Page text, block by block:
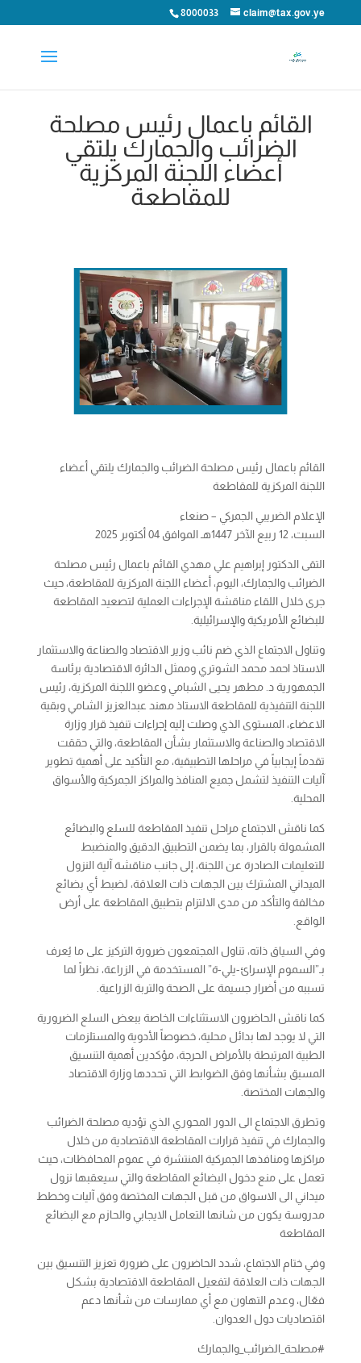
8000033 claim@tax.gov.ye
القائم باعمال رئيس مصلحة
الضرائب والجمارك يلتقي
أعضاء اللجنة المركزية
للمقاطعة
القائم باعمال رئيس مصلحة الضرائب والجمارك يلتقي أعضاء
اللجنة المركزية للمقاطعة
الإعلام الضريبي الجمركي – صنعاء
السبت، 12 ربيع الآخر 1447هـ الموافق 04 أكتوبر 2025
التقى الدكتور إبراهيم علي مهدي القائم باعمال رئيس مصلحة
الضرائب والجمارك، اليوم، أعضاء اللجنة المركزية للمقاطعة، حيث
جرى خلال اللقاء مناقشة الإجراءات العملية لتصعيد المقاطعة
للبضائع الأمريكية والإسرائيلية.
وتناول الاجتماع الذي ضم نائب وزير الاقتصاد والصناعة والاستثمار
الاستاذ احمد محمد الشوتري وممثل الدائرة الاقتصادية برئاسة
الجمهورية د. مطهر يحيى الشبامي وعضو اللجنة المركزية، رئيس
اللجنة التنفيذية للمقاطعة الاستاذ مهند عبدالعزيز الشامي وبقية
الاعضاء، المستوى الذي وصلت إليه إجراءات تنفيذ قرار وزارة
الاقتصاد والصناعة والاستثمار بشأن المقاطعة، والتي حققت
تقدماً إيجابياً في مراحلها التطبيقية، مع التأكيد على أهمية تطوير
آليات التنفيذ لتشمل جميع المنافذ والمراكز الجمركية والأسواق
المحلية.
كما ناقش الاجتماع مراحل تنفيذ المقاطعة للسلع والبضائع
المشمولة بالقرار، بما يضمن التطبيق الدقيق والمنضبط
للتعليمات الصادرة عن اللجنة، إلى جانب مناقشة آلية النزول
الميداني المشترك بين الجهات ذات العلاقة، لضبط أي بضائع
مخالفة والتأكد من مدى الالتزام بتطبيق المقاطعة على أرض
الواقع.
وفي السياق ذاته، تناول المجتمعون ضرورة التركيز على ما يُعرف
بـ”السموم الإسرائ-يلي-ة” المستخدمة في الزراعة، نظراً لما
تسببه من أضرار جسيمة على الصحة والتربة الزراعية.
كما ناقش الحاضرون الاستثناءات الخاصة ببعض السلع الضرورية
التي لا يوجد لها بدائل محلية، خصوصاً الأدوية والمستلزمات
الطبية المرتبطة بالأمراض الحرجة، مؤكدين أهمية التنسيق
المسبق بشأنها وفق الضوابط التي تحددها وزارة الاقتصاد
والجهات المختصة.
وتطرق الاجتماع الى الدور المحوري الذي تؤديه مصلحة الضرائب
والجمارك في تنفيذ قرارات المقاطعة الاقتصادية من خلال
مراكزها ومنافذها الجمركية المنتشرة في عموم المحافظات، حيث
تعمل على منع دخول البضائع المقاطعة والتي سيعقبها نزول
ميداني الى الاسواق من قبل الجهات المختصة وفق آليات وخطط
مدروسة يكون من شانها التعامل الايجابي والحازم مع البضائع
المقاطعة
وفي ختام الاجتماع، شدد الحاضرون على ضرورة تعزيز التنسيق بين
الجهات ذات العلاقة لتفعيل المقاطعة الاقتصادية بشكل
فعّال، وعدم التهاون مع أي ممارسات من شأنها دعم
اقتصاديات دول العدوان.
#مصلحة_الضرائب_والجمارك